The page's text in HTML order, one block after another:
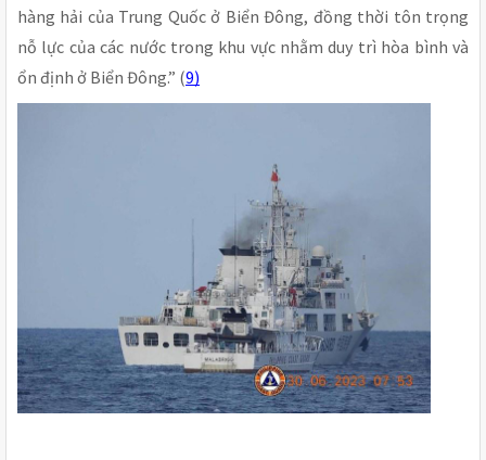
hàng hải của Trung Quốc ở Biển Đông, đồng thời tôn trọng
nỗ lực của các nước trong khu vực nhằm duy trì hòa bình và
ổn định ở Biển Đông.” (9)